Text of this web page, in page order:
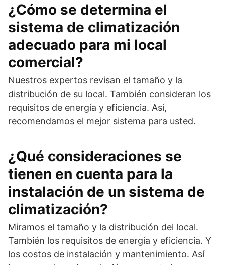
¿Cómo se determina el
sistema de climatización
adecuado para mi local
comercial?
Nuestros expertos revisan el tamaño y la
distribución de su local. También consideran los
requisitos de energía y eficiencia. Así,
recomendamos el mejor sistema para usted.
¿Qué consideraciones se
tienen en cuenta para la
instalación de un sistema de
climatización?
Miramos el tamaño y la distribución del local.
También los requisitos de energía y eficiencia. Y
los costos de instalación y mantenimiento. Así